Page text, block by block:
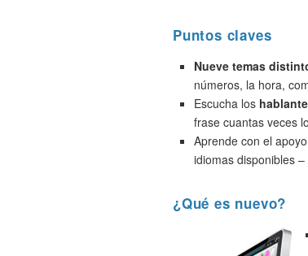
Puntos claves
Nueve temas
números, la hora,
Escucha los
frase cuantas veces
Aprende con el
idiomas disponibles –
¿Qué es nuevo?